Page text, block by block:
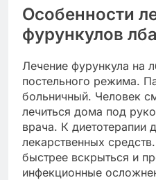
Особенности
фурункулов лба
Лечение фурункула на
постельного режима.
больничный. Человек
лечиться дома под
врача. К диетотерапии
лекарственных
быстрее вскрыться и
инфекционные